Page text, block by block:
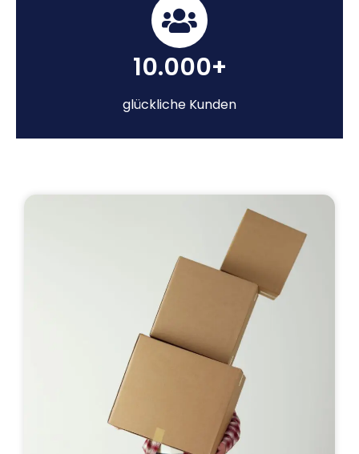
10.000+
glückliche Kunden